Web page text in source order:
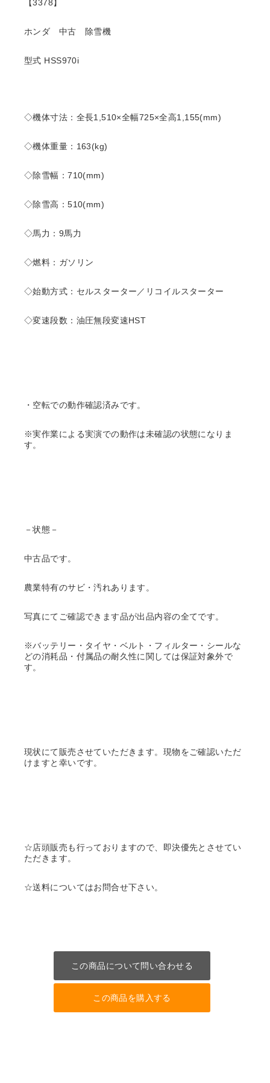
【3378】
ホンダ 中古 除雪機
型式 HSS970i
◇機体寸法：全長1,510×全幅725×全高1,155(mm)
◇機体重量：163(kg)
◇除雪幅：710(mm)
◇除雪高：510(mm)
◇馬力：9馬力
◇燃料：ガソリン
◇始動方式：セルスターター／リコイルスターター
◇変速段数：油圧無段変速HST
・空転での動作確認済みです。
※実作業による実演での動作は未確認の状態になりま
す。
－状態－
中古品です。
農業特有のサビ・汚れあります。
写真にてご確認できます品が出品内容の全てです。
※バッテリー・タイヤ・ベルト・フィルター・シールな
どの消耗品・付属品の耐久性に関しては保証対象外で
す。
現状にて販売させていただきます。現物をご確認いただ
けますと幸いです。
☆店頭販売も行っておりますので、即決優先とさせてい
ただきます。
☆送料についてはお問合せ下さい。
この商品について問い合わせる
この商品を購入する